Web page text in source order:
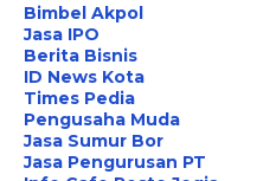
Bimbel Akpol
Jasa IPO
Berita Bisnis
ID News Kota
Times Pedia
Pengusaha Muda
Jasa Sumur Bor
Jasa Pengurusan PT